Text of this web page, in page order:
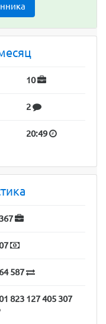
10
2
20:49
587
823 127 405 307